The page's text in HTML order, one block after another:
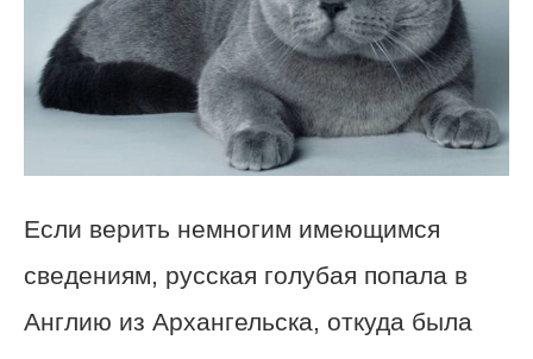
Если верить немногим имеющимся
сведениям, русская голубая попала в
Англию из Архангельска, откуда была